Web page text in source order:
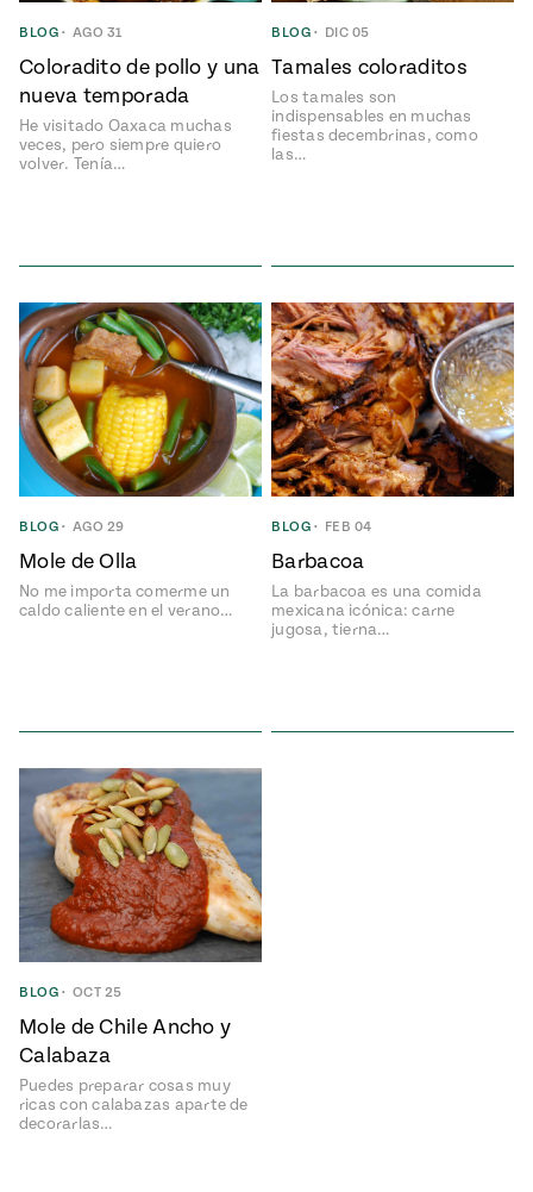
Temporada
Mexico
City
La Frontera
Pump Up El
Sabor
#MustEat
Local
Kitchens
of Real
BLOG • AGO 31
Coloradito de pollo y una
nueva temporada
He visitado Oaxaca muchas
veces, pero siempre quiero
volver. Tenía…
BLOG • DIC 05
Tamales coloraditos
Los tamales son
indispensables en muchas
fiestas decembrinas, como
las…
BLOG • AGO 29
Mole de Olla
No me importa comerme un
caldo caliente en el verano…
BLOG • FEB 04
Barbacoa
La barbacoa es una comida
mexicana icónica: carne
jugosa, tierna…
BLOG • OCT 25
Mole de Chile Ancho y
Calabaza
Puedes preparar cosas muy
ricas con calabazas aparte de
decorarlas…